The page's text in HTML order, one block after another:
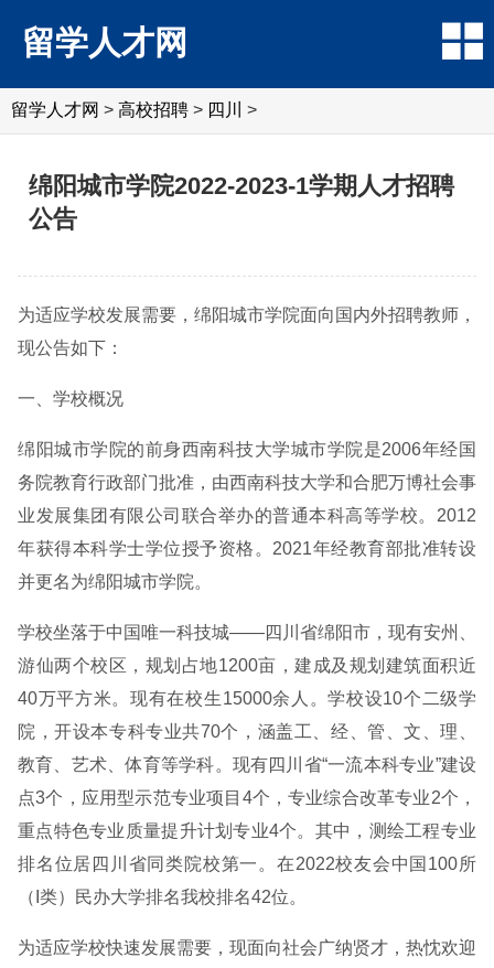
留学人才网
留学人才网 > 高校招聘 > 四川 >
绵阳城市学院2022-2023-1学期人才招聘
公告
为适应学校发展需要，绵阳城市学院面向国内外招聘教师，
现公告如下：
一、学校概况
绵阳城市学院的前身西南科技大学城市学院是2006年经国
务院教育行政部门批准，由西南科技大学和合肥万博社会事
业发展集团有限公司联合举办的普通本科高等学校。2012
年获得本科学士学位授予资格。2021年经教育部批准转设
并更名为绵阳城市学院。
学校坐落于中国唯一科技城——四川省绵阳市，现有安州、
游仙两个校区，规划占地1200亩，建成及规划建筑面积近
40万平方米。现有在校生15000余人。学校设10个二级学
院，开设本专科专业共70个，涵盖工、经、管、文、理、
教育、艺术、体育等学科。现有四川省“一流本科专业”建设
点3个，应用型示范专业项目4个，专业综合改革专业2个，
重点特色专业质量提升计划专业4个。其中，测绘工程专业
排名位居四川省同类院校第一。在2022校友会中国100所
（I类）民办大学排名我校排名42位。
为适应学校快速发展需要，现面向社会广纳贤才，热忱欢迎